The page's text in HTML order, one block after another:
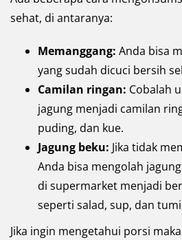
sehat, di antaranya:
Memanggang: Anda bisa
yang sudah dicuci bersih
Camilan ringan: Cobalah
jagung menjadi camilan
puding, dan kue.
Jagung beku: Jika tidak
Anda bisa mengolah
di supermarket menjadi
seperti salad, sup, dan
Jika ingin mengetahui porsi